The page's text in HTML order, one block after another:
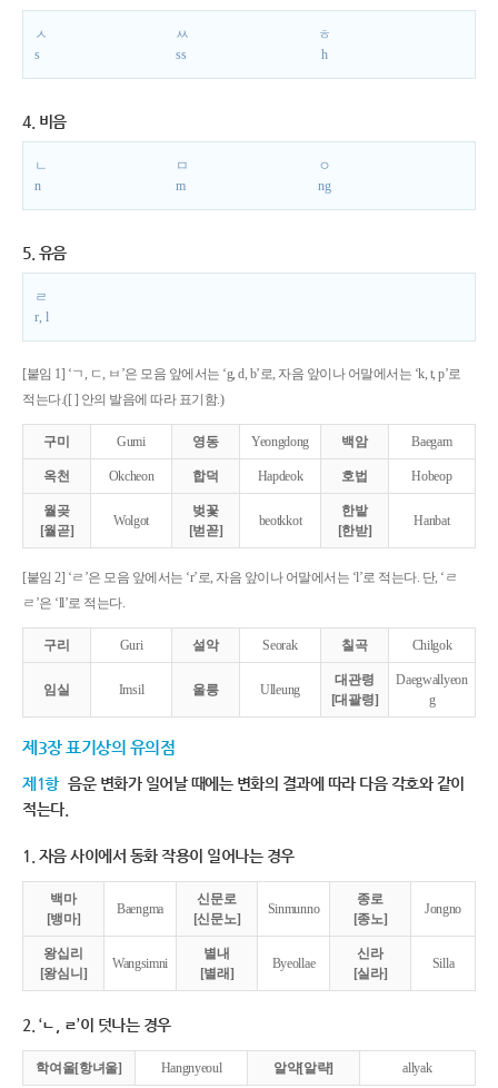
ㅅ
s
ㅆ
ss
ㅎ
h
4. 비음
ㄴ
n
ㅁ
m
ㅇ
ng
5. 유음
ㄹ
r, l
[붙임 1] ‘ㄱ, ㄷ, ㅂ’은 모음 앞에서는 ‘g, d, b’로, 자음 앞이나 어말에서는 ‘k, t, p’로
적는다.([ ] 안의 발음에 따라 표기함.)
구미 Gumi 영동 Yeongdong 백암 Baegam
옥천 Okcheon 합덕 Hapdeok 호법 Hobeop
월곶
[월곧]
Wolgot
벚꽃
[벋꼳]
beotkkot
한밭
[한받]
Hanbat
[붙임 2] ‘ㄹ’은 모음 앞에서는 ‘r’로, 자음 앞이나 어말에서는 ‘l’로 적는다. 단, ‘ㄹ
ㄹ’은 ‘ll’로 적는다.
구리 Guri 설악 Seorak 칠곡 Chilgok
임실 Imsil 울릉 Ulleung
대관령
[대괄령]
Daegwallyeon
g
제3장 표기상의 유의점
제1항 음운 변화가 일어날 때에는 변화의 결과에 따라 다음 각호와 같이
적는다.
1. 자음 사이에서 동화 작용이 일어나는 경우
백마
[뱅마]
Baengma
신문로
[신문노]
Sinmunno
종로
[종노]
Jongno
왕십리
[왕심니]
Wangsimni
별내
[별래]
Byeollae
신라
[실라]
Silla
2. ‘ㄴ, ㄹ’이 덧나는 경우
학여울[항녀울] Hangnyeoul 알약[알략] allyak